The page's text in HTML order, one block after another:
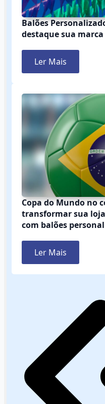
Balões
destaque sua
Ler Mais
Copa do Mundo no
transformar sua
com balões
Ler Mais